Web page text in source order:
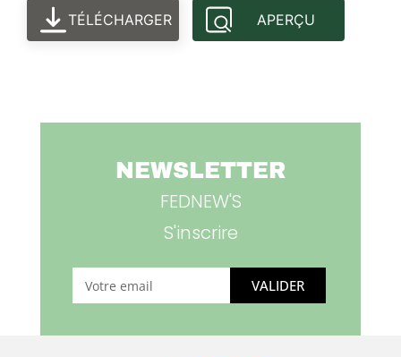
TÉLÉCHARGER APERÇU
NEWSLETTER
FEDNEW'S
S'inscrire
VALIDER